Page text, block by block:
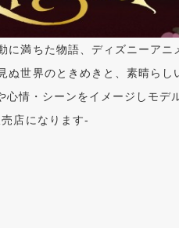
満ちた物語、ディズニーアニ
世界のときめきと、素晴ら
情・シーンをイメージしモデ
売店になります-